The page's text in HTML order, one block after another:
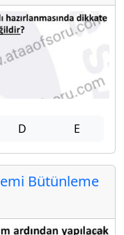
D E
Bütünleme